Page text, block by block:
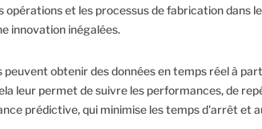
et les processus de fabrication dans
innovation inégalées.
obtenir des données en temps réel à
leur permet de suivre les performances, de
prédictive, qui minimise les temps d'arrêt et